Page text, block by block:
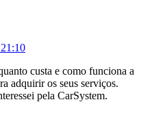
custa e como funciona a
adquirir os seus serviços.
pela CarSystem.